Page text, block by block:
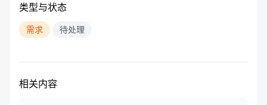
类型与状态
需求 待处理
相关内容